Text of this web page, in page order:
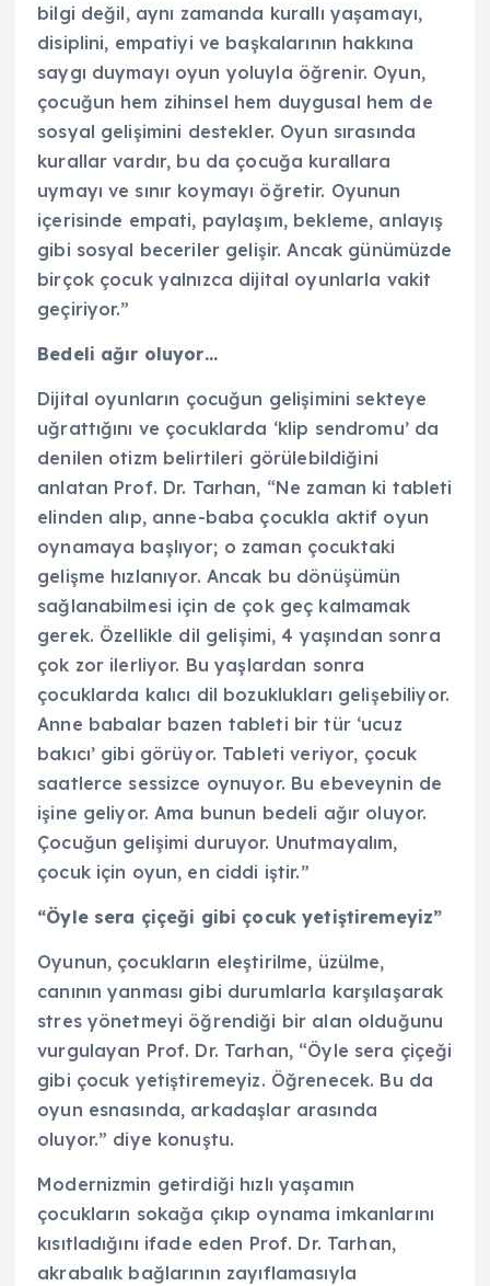
bilgi değil, aynı zamanda kurallı yaşamayı,
disiplini, empatiyi ve başkalarının hakkına
saygı duymayı oyun yoluyla öğrenir. Oyun,
çocuğun hem zihinsel hem duygusal hem de
sosyal gelişimini destekler. Oyun sırasında
kurallar vardır, bu da çocuğa kurallara
uymayı ve sınır koymayı öğretir. Oyunun
içerisinde empati, paylaşım, bekleme, anlayış
gibi sosyal beceriler gelişir. Ancak günümüzde
birçok çocuk yalnızca dijital oyunlarla vakit
geçiriyor.”
Bedeli ağır oluyor…
Dijital oyunların çocuğun gelişimini sekteye
uğrattığını ve çocuklarda ‘klip sendromu’ da
denilen otizm belirtileri görülebildiğini
anlatan Prof. Dr. Tarhan, “Ne zaman ki tableti
elinden alıp, anne-baba çocukla aktif oyun
oynamaya başlıyor; o zaman çocuktaki
gelişme hızlanıyor. Ancak bu dönüşümün
sağlanabilmesi için de çok geç kalmamak
gerek. Özellikle dil gelişimi, 4 yaşından sonra
çok zor ilerliyor. Bu yaşlardan sonra
çocuklarda kalıcı dil bozuklukları gelişebiliyor.
Anne babalar bazen tableti bir tür ‘ucuz
bakıcı’ gibi görüyor. Tableti veriyor, çocuk
saatlerce sessizce oynuyor. Bu ebeveynin de
işine geliyor. Ama bunun bedeli ağır oluyor.
Çocuğun gelişimi duruyor. Unutmayalım,
çocuk için oyun, en ciddi iştir.”
“Öyle sera çiçeği gibi çocuk yetiştiremeyiz”
Oyunun, çocukların eleştirilme, üzülme,
canının yanması gibi durumlarla karşılaşarak
stres yönetmeyi öğrendiği bir alan olduğunu
vurgulayan Prof. Dr. Tarhan, “Öyle sera çiçeği
gibi çocuk yetiştiremeyiz. Öğrenecek. Bu da
oyun esnasında, arkadaşlar arasında
oluyor.” diye konuştu.
Modernizmin getirdiği hızlı yaşamın
çocukların sokağa çıkıp oynama imkanlarını
kısıtladığını ifade eden Prof. Dr. Tarhan,
akrabalık bağlarının zayıflamasıyla